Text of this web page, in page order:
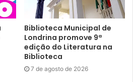
–
Viabilizada por meio de
Municipal de Educação, a série
da apresentação do
trânsito: construindo o futuro”,
Biblioteca Municipal de
Londrina promove 9ª
edição do Literatura na
Biblioteca
7 de agosto de 2026